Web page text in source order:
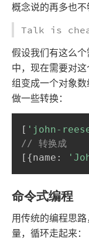
概念说的再多也
Talk is
假设我们有这么
中，现在需要对
组变成一个对象
做一些转换：
[ 'john-
// 转换成
[ {name :
命令式编程
用传统的编程思
量，循环走起来：